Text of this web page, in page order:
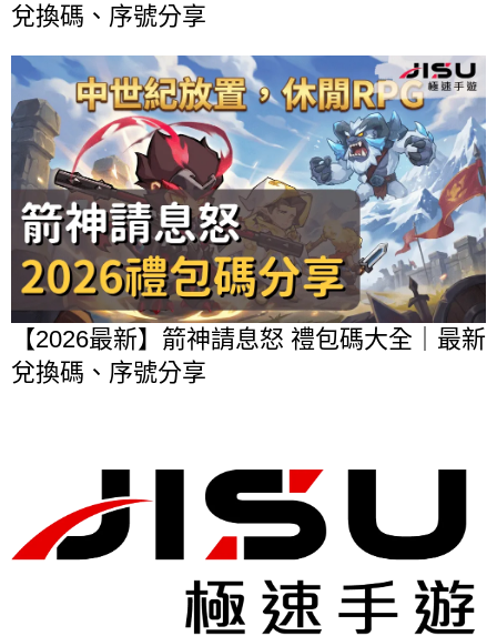
兌換碼、序號分享
【2026最新】箭神請息怒 禮包碼大全｜最新
兌換碼、序號分享